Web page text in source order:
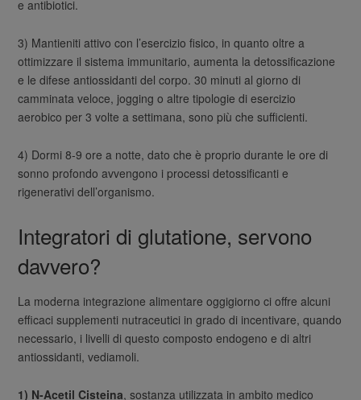
e antibiotici.
3) Mantieniti attivo con l’esercizio fisico, in quanto oltre a
ottimizzare il sistema immunitario, aumenta la detossificazione
e le difese antiossidanti del corpo. 30 minuti al giorno di
camminata veloce, jogging o altre tipologie di esercizio
aerobico per 3 volte a settimana, sono più che sufficienti.
4) Dormi 8-9 ore a notte, dato che è proprio durante le ore di
sonno profondo avvengono i processi detossificanti e
rigenerativi dell’organismo.
Integratori di glutatione, servono
davvero?
La moderna integrazione alimentare oggigiorno ci offre alcuni
efficaci supplementi nutraceutici in grado di incentivare, quando
necessario, i livelli di questo composto endogeno e di altri
antiossidanti, vediamoli.
1) N-Acetil Cisteina, sostanza utilizzata in ambito medico